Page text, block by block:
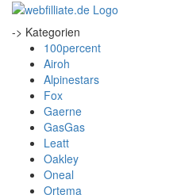
-> Kategorien
100percent
Airoh
Alpinestars
Fox
Gaerne
GasGas
Leatt
Oakley
Oneal
Ortema